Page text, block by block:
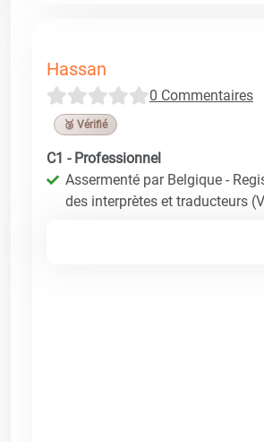
Hassan
0 Commentaires
🥉 Vérifié
C1 - Professionnel
Assermenté par Belgique -
des interprètes et traducteurs